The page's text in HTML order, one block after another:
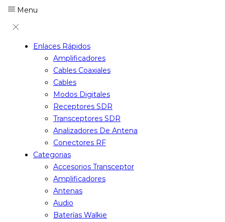
Menu
Enlaces Rápidos
Amplificadores
Cables Coaxiales
Cables
Modos Digitales
Receptores SDR
Transceptores SDR
Analizadores De Antena
Conectores RF
Categorias
Accesorios Transceptor
Amplificadores
Antenas
Audio
Baterías Walkie